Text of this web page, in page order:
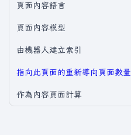
頁面內容語言
頁面內容模型
由機器人建立索引
指向此頁面的重新導向頁面數量
作為內容頁面計算